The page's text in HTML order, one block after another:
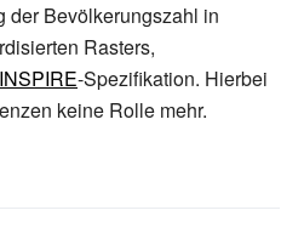
der Bevölkerungszahl in
Rasters,
INSPIRE-Spezifikation. Hierbei
keine Rolle mehr.